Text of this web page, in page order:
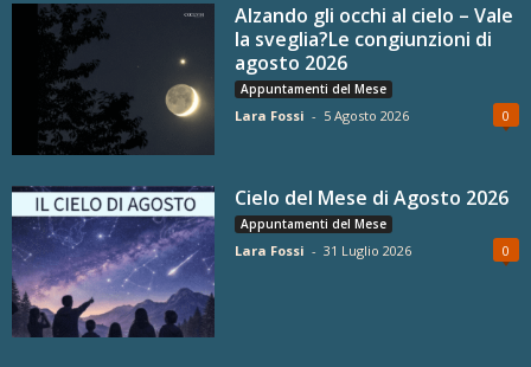
Alzando gli occhi al cielo – Vale
la sveglia?Le congiunzioni di
agosto 2026
Appuntamenti del Mese
Lara Fossi - 5 Agosto 2026 0
Cielo del Mese di Agosto 2026
Appuntamenti del Mese
Lara Fossi - 31 Luglio 2026 0